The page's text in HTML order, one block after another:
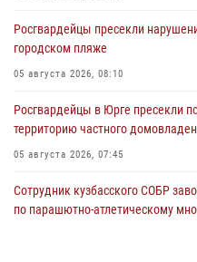
Росгвардейцы пресекли
городском пляже
05 августа 2026, 08:10
Росгвардейцы в Юрге пресекли
территорию частного
05 августа 2026, 07:45
Сотрудник кузбасского СОБР
по парашютно-атлетическому